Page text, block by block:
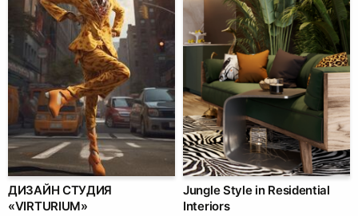
ДИЗАЙН СТУДИЯ
«VIRTURIUM»
Jungle Style in Residential
Interiors